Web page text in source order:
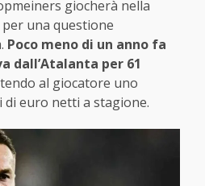
giocherà nella
una questione
Poco meno di un anno fa
dall’Atalanta per 61
al giocatore uno
di euro netti a stagione.